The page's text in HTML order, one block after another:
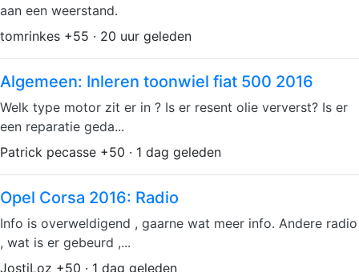
aan een weerstand.
tomrinkes +55 · 20 uur geleden
Algemeen: Inleren toonwiel fiat 500 2016
Welk type motor zit er in ? Is er resent olie ververst? Is er
een reparatie geda...
Patrick pecasse +50 · 1 dag geleden
Opel Corsa 2016: Radio
Info is overweldigend , gaarne wat meer info. Andere radio
, wat is er gebeurd ,...
JostiLoz +50 · 1 dag geleden